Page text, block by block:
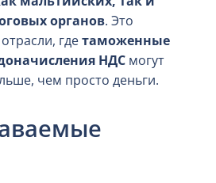
органов. Это
гдетаможенные
НДС могут
чем просто деньги.